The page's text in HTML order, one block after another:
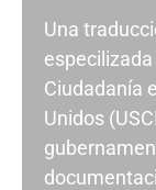
Una
Ciudadanía
Unidos